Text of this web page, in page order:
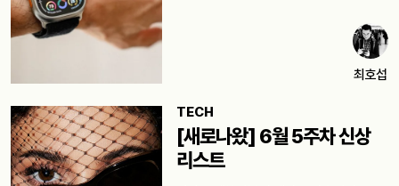
최호섭
TECH
[새로나왔] 6월 5주차 신상
리스트